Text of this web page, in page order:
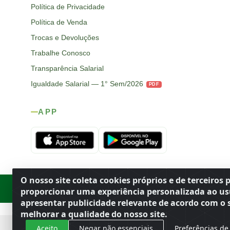
O nosso site coleta cookies próprios e de terceiros
proporcionar uma experiência personalizada ao
apresentar publicidade relevante de acordo com o
melhorar a qualidade do nosso site.
Aceito Negar não essenciais Preferências de
Política de Privacidade
Política de Venda
Trocas e Devoluções
Trabalhe Conosco
Transparência Salarial
Igualdade Salarial — 1° Sem/2026
PDF
APP
Rod. SP-215, s/n, km 98 — Área Rural Porto Ferreira/ ·